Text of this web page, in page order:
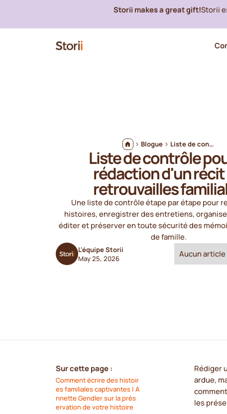
Storii makes a great gift!Storii
Blogue Liste de contrôle pour la rédaction d'un récit de retrouvailles familiales
Liste de contrôle
rédaction d'un
retrouvailles
Une liste de contrôle étape par étape pour
histoires, enregistrer des entretiens,
éditer et préserver en toute sécurité des
de famille.
L'équipe Storii
May 25, 2026
Aucun
Sur cette page :
Comment écrire des histoir
es familiales captivantes | A
nnette Gendler sur la prés
ervation de votre histoire
Rédiger
ardue,
les